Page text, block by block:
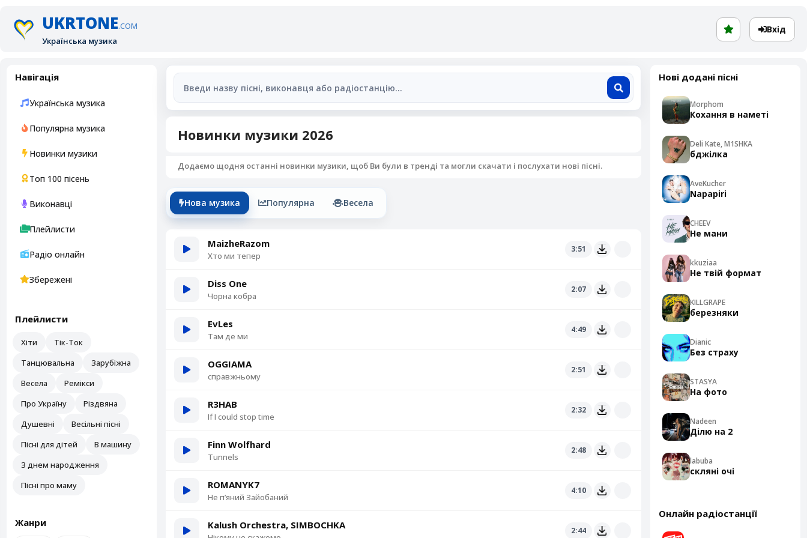
UKRTONE.COM
Українська музика
Вхід
Навігація
Українська музика
Популярна музика
Новинки музики
Топ 100 пісень
Виконавці
Плейлисти
Радіо онлайн
Збережені
Плейлисти
Хіти
Тік-Ток
Танцювальна
Зарубіжна
Весела
Ремікси
Про Україну
Різдвяна
Душевні
Весільні пісні
Пісні для дітей
В машину
З днем народження
Пісні про маму
Жанри
Новинки музики 2026
Додаємо щодня останні новинки музики, щоб Ви були в тренді та могли скачати і послухати нові пісні.
Нова музика Популярна Весела
MaizheRazom
Хто ми тепер
3:51
Diss One
Чорна кобра
2:07
EvLes
Там де ми
4:49
OGGIAMA
справжньому
2:51
R3HAB
If I could stop time
2:32
Finn Wolfhard
Tunnels
2:48
ROMANYK7
Не пʼяний Зайобаний
4:10
Kalush Orchestra, SIMBOCHKA 2:44
Нові додані пісні
Morphom
Кохання в наметі
Deli Kate, M1SHKA
бджілка
AveKucher
Napapiri
CHEEV
Не мани
kkuziaa
Не твій формат
KILLGRAPE
березняки
Dianic
Без страху
STASYA
На фото
Nadeen
Ділю на 2
labuba
скляні очі
Онлайн радіостанції